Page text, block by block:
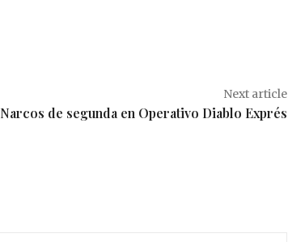
Next article
Narcos de segunda en Operativo Diablo Exprés